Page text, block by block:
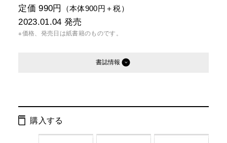
定価 990円 （本体900円＋税）
2023.01.04 発売
※価格、発売日は紙書籍のものです。
書誌情報
購入する